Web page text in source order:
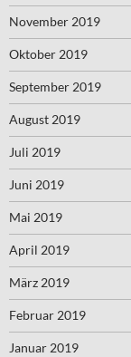
November 2019
Oktober 2019
September 2019
August 2019
Juli 2019
Juni 2019
Mai 2019
April 2019
März 2019
Februar 2019
Januar 2019